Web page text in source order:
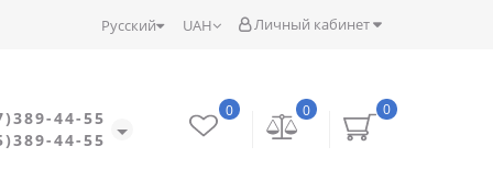
Личный кабинет
UAH
Русский
44-55
44-55
0
0
0